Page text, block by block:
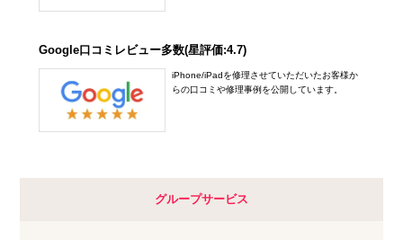
Google口コミレビュー多数(星評価:4.7)
iPhone/iPadを修理させていただいたお客様か
らの口コミや修理事例を公開しています。
グループサービス